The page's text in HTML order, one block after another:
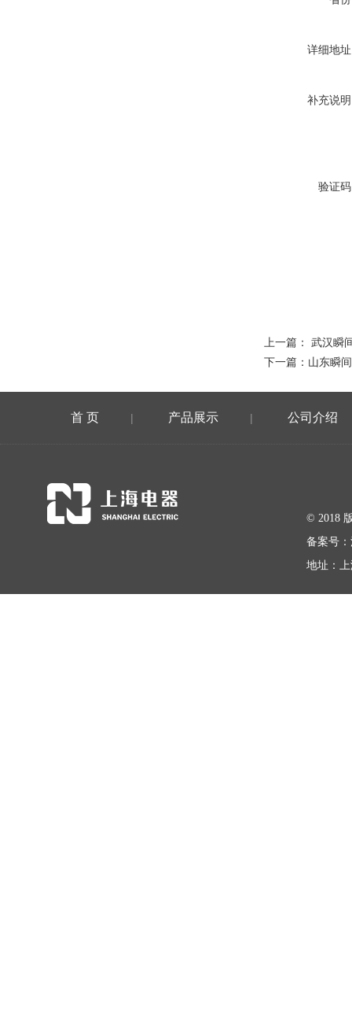
详细地
补充说
验证
上一篇： 武汉瞬
下一篇： 山东瞬
首 页 | 产品展示 | 公司介绍
© 2018
备案号：
地址：